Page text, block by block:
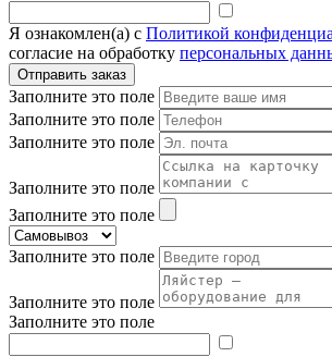
Я ознакомлен(а) с Политикой
согласие на обработку персональных
Заполните это поле
Заполните это поле
Заполните это поле
Заполните это поле
Заполните это поле
Заполните это поле
Заполните это поле
Заполните это поле